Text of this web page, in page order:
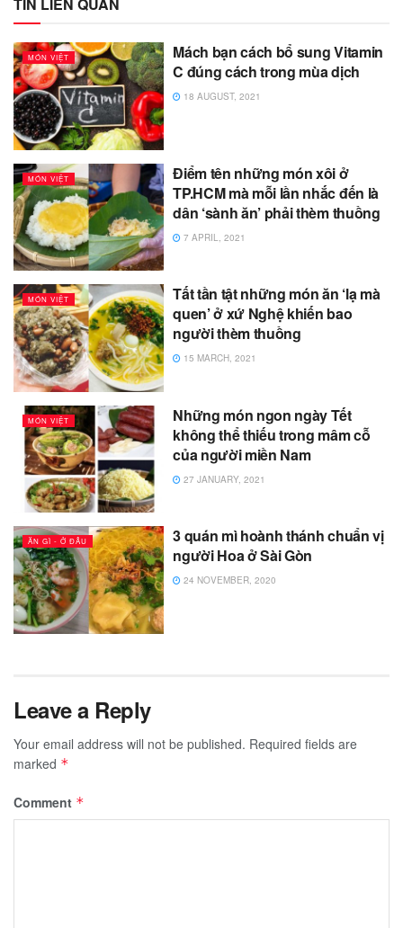
TIN LIÊN QUAN
MÓN VIỆT
Mách bạn cách bổ sung Vitamin
C đúng cách trong mùa dịch
18 AUGUST, 2021
MÓN VIỆT
Điểm tên những món xôi ở
TP.HCM mà mỗi lần nhắc đến là
dân ‘sành ăn’ phải thèm thuồng
7 APRIL, 2021
MÓN VIỆT
Tất tần tật những món ăn ‘lạ mà
quen’ ở xứ Nghệ khiến bao
người thèm thuồng
15 MARCH, 2021
MÓN VIỆT
Những món ngon ngày Tết
không thể thiếu trong mâm cỗ
của người miền Nam
27 JANUARY, 2021
ĂN GÌ - Ở ĐÂU
3 quán mì hoành thánh chuẩn vị
người Hoa ở Sài Gòn
24 NOVEMBER, 2020
Leave a Reply
Your email address will not be published. Required fields are
marked *
Comment *